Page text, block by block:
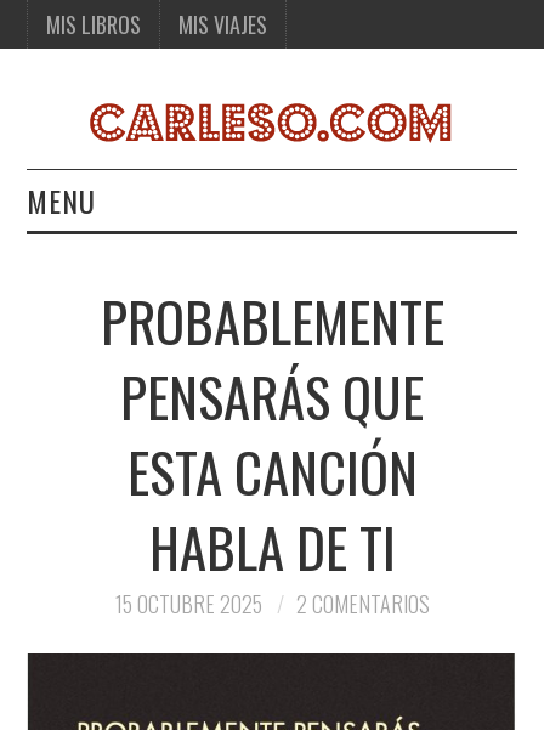
MIS LIBROS MIS VIAJES
MENU
MIS VIAJES
PROBABLEMENTE
PENSARÁS QUE
ESTA CANCIÓN
HABLA DE TI
15 OCTUBRE 2025 2 COMENTARIOS